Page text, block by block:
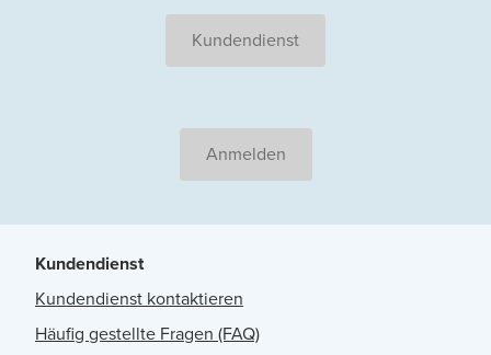
Kundendienst
Anmelden
Kundendienst
Kundendienst kontaktieren
Häufig gestellte Fragen (FAQ)